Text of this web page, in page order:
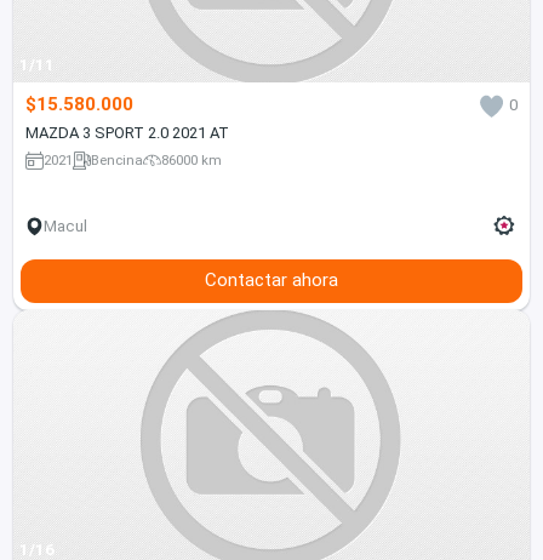
1/11
$15.580.000
0
MAZDA 3 SPORT 2.0 2021 AT
2021 Bencina 86000 km
Macul
Contactar ahora
1/16